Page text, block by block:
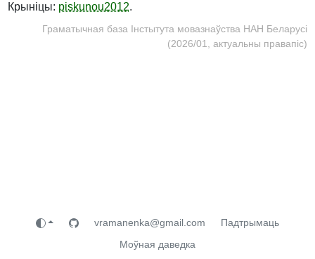
Крыніцы: piskunou2012.
Граматычная база Інстытута мовазнаўства НАН Беларусі
(2026/01, актуальны правапіс)
vramanenka@gmail.com
Падтрымаць
Моўная даведка